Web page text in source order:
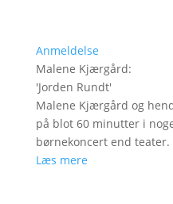
Anmeldelse
Malene Kjærgård:
'Jorden Rundt'
Malene Kjærgård og
på blot 60 minutter i
børnekoncert end teater.
Læs mere